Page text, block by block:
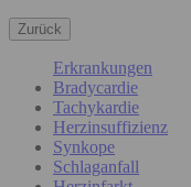
Zurück
Erkrankungen
Bradycardie
Tachykardie
Herzinsuffizienz
Synkope
Schlaganfall